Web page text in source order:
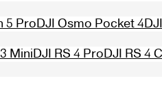
5 ProDJI Osmo Pocket 4
MiniDJI RS 4 ProDJI RS 4